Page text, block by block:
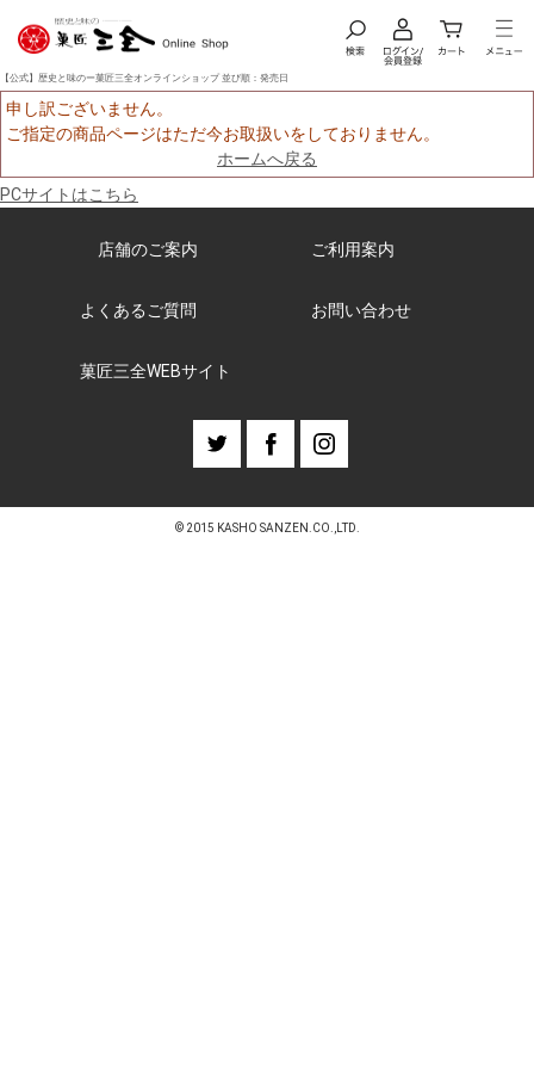
【公式】歴史と味のー菓匠三全オンラインショップ 並び順：発売日
申し訳ございません。
ご指定の商品ページはただ今お取扱いをしておりません。
ホームへ戻る
PCサイトはこちら
店舗のご案内 ご利用案内
よくあるご質問 お問い合わせ
菓匠三全WEBサイト
© 2015 KASHO SANZEN.CO.,LTD.